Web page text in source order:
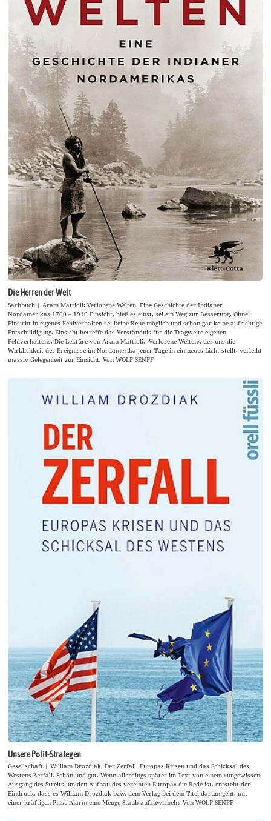
Die Herren der Welt
Sachbuch | Aram Mattioli: Verlorene Welten. Eine Geschichte der Indianer
Nordamerikas 1700 – 1910 Einsicht, hieß es einst, sei ein Weg zur Besserung. Ohne
Einsicht in eigenes Fehlverhalten sei keine Reue möglich und schon gar keine aufrichtige
Entschuldigung. Einsicht betreffe das Verständnis für die Tragweite eigenen
Fehlverhaltens. Die Lektüre von Aram Mattioli, ›Verlorene Welten‹, der uns die
Wirklichkeit der Ereignisse im Nordamerika jener Tage in ein neues Licht stellt, verleiht
massiv Gelegenheit zur Einsicht. Von WOLF SENFF
Unsere Polit-Strategen
Gesellschaft | William Drozdiak: Der Zerfall. Europas Krisen und das Schicksal des
Westens Zerfall. Schön und gut. Wenn allerdings später im Text von einem »ungewissen
Ausgang des Streits um den Aufbau des vereinten Europa« die Rede ist, entsteht der
Eindruck, dass es William Drozdiak bzw. dem Verlag bei dem Titel darum geht, mit
einer kräftigen Prise Alarm eine Menge Staub aufzuwirbeln. Von WOLF SENFF